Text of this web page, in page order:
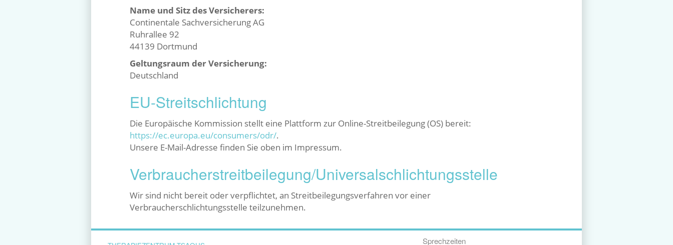
Name und Sitz des Versicherers:
Continentale Sachversicherung AG
Ruhrallee 92
44139 Dortmund
Geltungsraum der Versicherung:
Deutschland
EU-Streitschlichtung
Die Europäische Kommission stellt eine Plattform zur Online-Streitbeilegung (OS) bereit:
https://ec.europa.eu/consumers/odr/.
Unsere E-Mail-Adresse finden Sie oben im Impressum.
Verbraucher­streit­beilegung/Universal­schlichtungs­stelle
Wir sind nicht bereit oder verpflichtet, an Streitbeilegungsverfahren vor einer
Verbraucherschlichtungsstelle teilzunehmen.
Sprechzeiten